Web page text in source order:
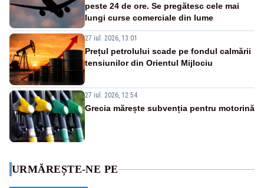
peste 24 de ore. Se pregătesc cele mai
lungi curse comerciale din lume
27 iul. 2026, 13:01
Prețul petrolului scade pe fondul calmării
tensiunilor din Orientul Mijlociu
27 iul. 2026, 12:54
Grecia mărește subvenția pentru motorină
URMĂREȘTE-NE PE